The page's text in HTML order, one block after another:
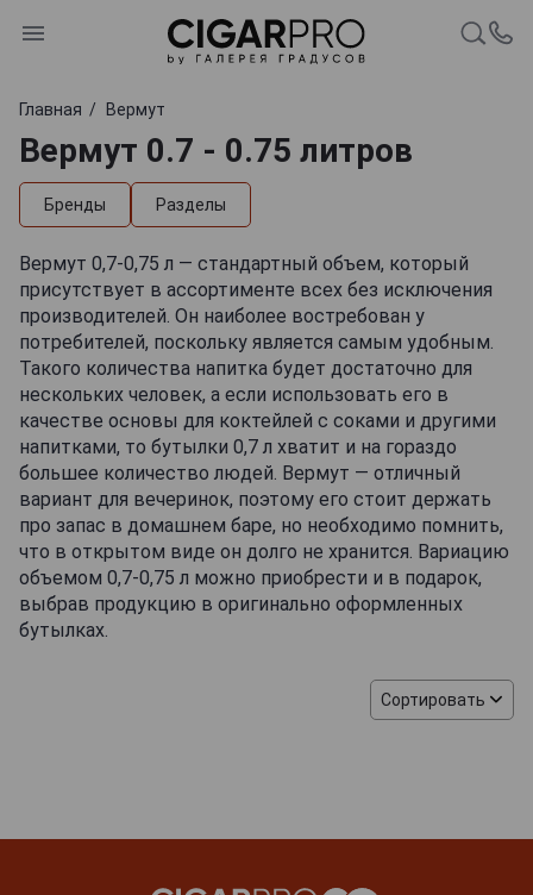
Главная Вермут
Вермут 0.7 - 0.75 литров
Бренды Разделы
Вермут 0,7-0,75 л — стандартный объем, который
присутствует в ассортименте всех без исключения
производителей. Он наиболее востребован у
потребителей, поскольку является самым удобным.
Такого количества напитка будет достаточно для
нескольких человек, а если использовать его в
качестве основы для коктейлей с соками и другими
напитками, то бутылки 0,7 л хватит и на гораздо
большее количество людей. Вермут — отличный
вариант для вечеринок, поэтому его стоит держать
про запас в домашнем баре, но необходимо помнить,
что в открытом виде он долго не хранится. Вариацию
объемом 0,7-0,75 л можно приобрести и в подарок,
выбрав продукцию в оригинально оформленных
бутылках.
Сортировать